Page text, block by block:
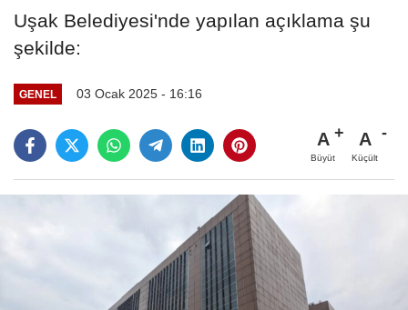
Uşak Belediyesi'nde yapılan açıklama şu
şekilde:
GENEL 03 Ocak 2025 - 16:16
A
Büyüt
A
Küçült